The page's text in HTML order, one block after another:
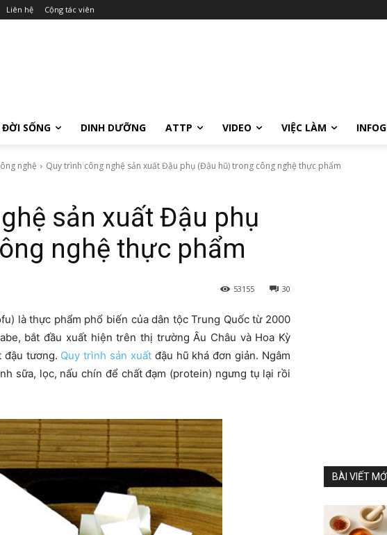
Liên hệ Cộng tác viên
ĐỜI SỐNG DINH DƯỠNG ATTP VIDEO VIỆC LÀM
nghệ Quy trình công nghệ sản xuất Đậu phụ (Đậu hũ) trong công nghệ thực phẩm
sản xuất Đậu phụ
nghệ thực phẩm
30
53155
là thực phẩm phổ biến của dân tộc Trung Quốc từ 2000
bắt đầu xuất hiện trên thị trường Âu Châu và Hoa Kỳ
đậu tương. Quy trình sản xuấtđậu hũ khá đơn giản. Ngâm
sữa, lọc, nấu chín để chất đạm (protein) ngưng tụ lại rồi
BÀI VIẾT MỚI